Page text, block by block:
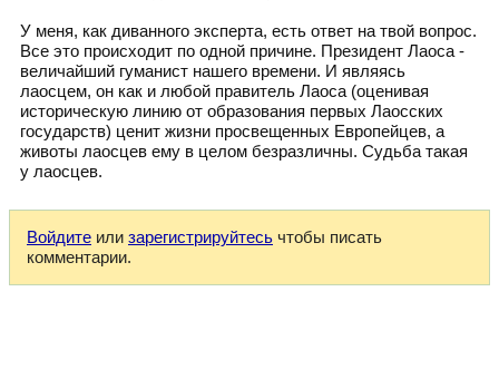
У меня, как диванного эксперта, есть ответ на твой вопрос.
Все это происходит по одной причине. Президент Лаоса -
величайший гуманист нашего времени. И являясь
лаосцем, он как и любой правитель Лаоса (оценивая
историческую линию от образования первых Лаосских
государств) ценит жизни просвещенных Европейцев, а
животы лаосцев ему в целом безразличны. Судьба такая
у лаосцев.
Войдите или зарегистрируйтесь чтобы писать
комментарии.